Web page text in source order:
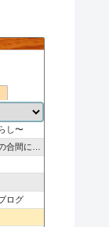
し〜
るブログ
ログ